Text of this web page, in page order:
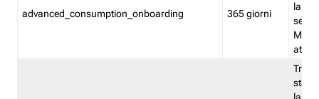
advanced_consumption_onboarding 365 giorni
la
stata